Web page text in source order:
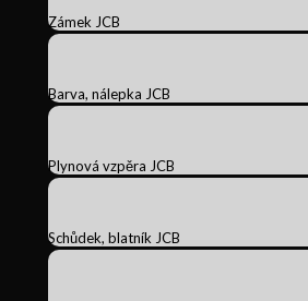
Zámek JCB
Barva, nálepka JCB
Plynová vzpěra JCB
Schůdek, blatník JCB